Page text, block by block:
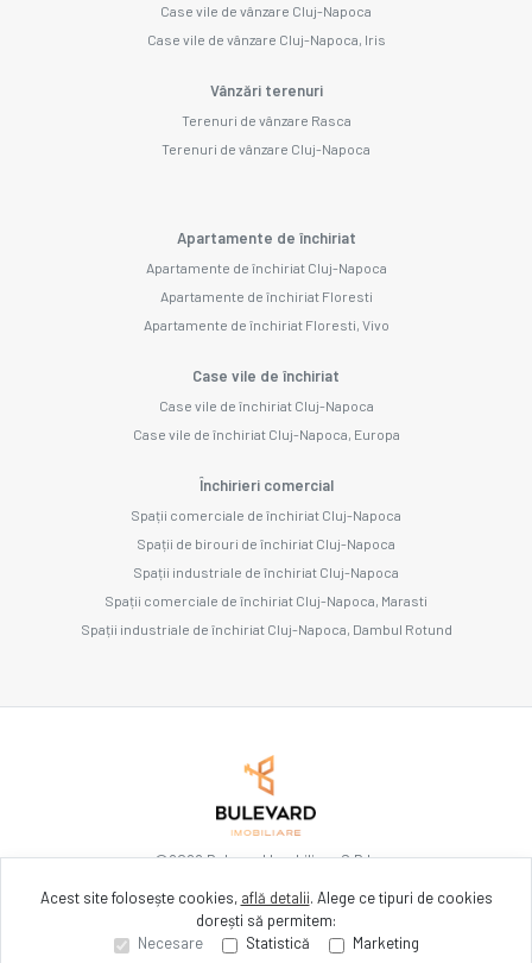
Case vile de vânzare Cluj-Napoca
Case vile de vânzare Cluj-Napoca, Iris
Vânzări terenuri
Terenuri de vânzare Rasca
Terenuri de vânzare Cluj-Napoca
Apartamente de închiriat
Apartamente de închiriat Cluj-Napoca
Apartamente de închiriat Floresti
Apartamente de închiriat Floresti, Vivo
Case vile de închiriat
Case vile de închiriat Cluj-Napoca
Case vile de închiriat Cluj-Napoca, Europa
Închirieri comercial
Spații comerciale de închiriat Cluj-Napoca
Spații de birouri de închiriat Cluj-Napoca
Spații industriale de închiriat Cluj-Napoca
Spații comerciale de închiriat Cluj-Napoca, Marasti
Spații industriale de închiriat Cluj-Napoca, Dambul Rotund
©2026Bulevard Imobiliare S.R.L.
Site creat în
Acest site folosește cookies, află detalii. Alege ce tipuri de cookies
dorești să permitem:
Necesare
Statistică Marketing